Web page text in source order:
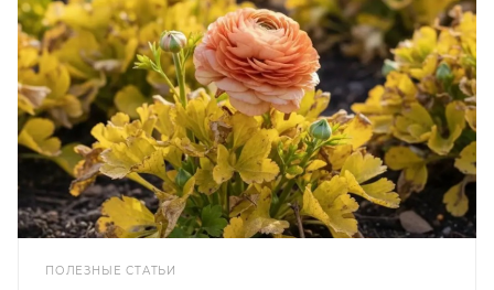
ПОЛЕЗНЫЕ СТАТЬИ